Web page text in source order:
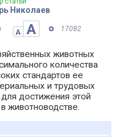
Николаев
А А 17082
животных
количества
стандартов ее
и трудовых
достижения этой
животноводстве.